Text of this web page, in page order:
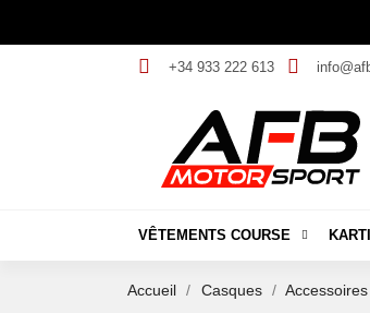
+34 933 222 613
VÊTEMENTS COURSE
Accueil Casques